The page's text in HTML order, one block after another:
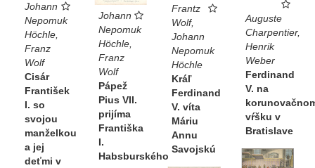
Johann
Nepomuk
Höchle,
Franz
Wolf
Cisár
František
I. so
svojou
manželkou
a jej
deťmi v
Johann
Nepomuk
Höchle,
Franz
Wolf
Pápež
Pius VII.
prijíma
Františka
I.
Habsburského
Frantz
Wolf,
Johann
Nepomuk
Höchle
Kráľ
Ferdinand
V. víta
Máriu
Annu
Savojskú
Auguste
Charpentier,
Henrik
Weber
Ferdinand
V. na
vŕšku v
Bratislave